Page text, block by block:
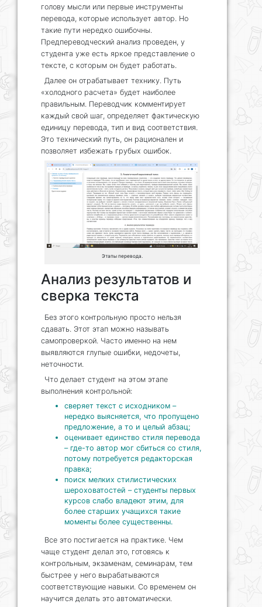
голову мысли или первые инструменты
перевода, которые использует автор. Но
такие пути нередко ошибочны.
Предпереводческий анализ проведен, у
студента уже есть яркое представление о
тексте, с которым он будет работать.
Далее он отрабатывает технику. Путь
«холодного расчета» будет наиболее
правильным. Переводчик комментирует
каждый свой шаг, определяет фактическую
единицу перевода, тип и вид соответствия.
Это технический путь, он рационален и
позволяет избежать грубых ошибок.
Этапы перевода.
Анализ результатов и
сверка текста
Без этого контрольную просто нельзя
сдавать. Этот этап можно называть
самопроверкой. Часто именно на нем
выявляются глупые ошибки, недочеты,
неточности.
Что делает студент на этом этапе
выполнения контрольной:
сверяет текст с исходником –
нередко выясняется, что пропущено
предложение, а то и целый абзац;
оценивает единство стиля перевода
– где-то автор мог сбиться со стиля,
потому потребуется редакторская
правка;
поиск мелких стилистических
шероховатостей – студенты первых
курсов слабо владеют этим, для
более старших учащихся такие
моменты более существенны.
Все это постигается на практике. Чем
чаще студент делал это, готовясь к
контрольным, экзаменам, семинарам, тем
быстрее у него вырабатываются
соответствующие навыки. Со временем он
научится делать это автоматически.